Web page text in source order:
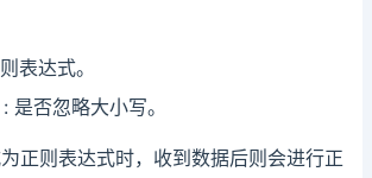
表达式。
: 是否忽略大小写。
正则表达式时，收到数据后则会进行正